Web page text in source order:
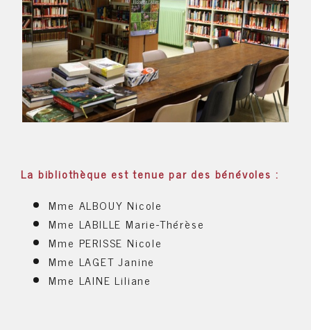
La bibliothèque est tenue par des bénévoles :
Mme ALBOUY Nicole
Mme LABILLE Marie-Thérèse
Mme PERISSE Nicole
Mme LAGET Janine
Mme LAINE Liliane